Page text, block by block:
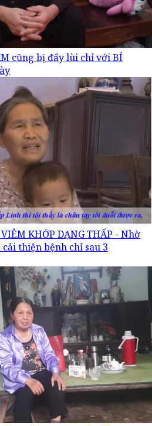
cũng bị đẩy lùi chỉ với BÍ
KHỚP DẠNG THẤP - Nhờ
thiện bệnh chỉ sau 3